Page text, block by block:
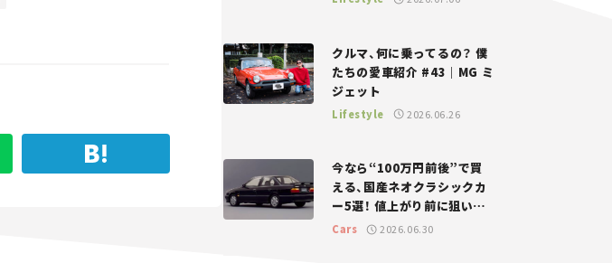
クルマ、何に乗ってるの？ 僕
たちの愛車紹介 #43｜MG ミ
ジェット
Lifestyle 2026.06.26
今なら“100万円前後”で買
える、国産ネオクラシックカ
ー5選！ 値上がり前に狙いた
い、中古車探しをお手伝い――ち
Cars 2026.06.30